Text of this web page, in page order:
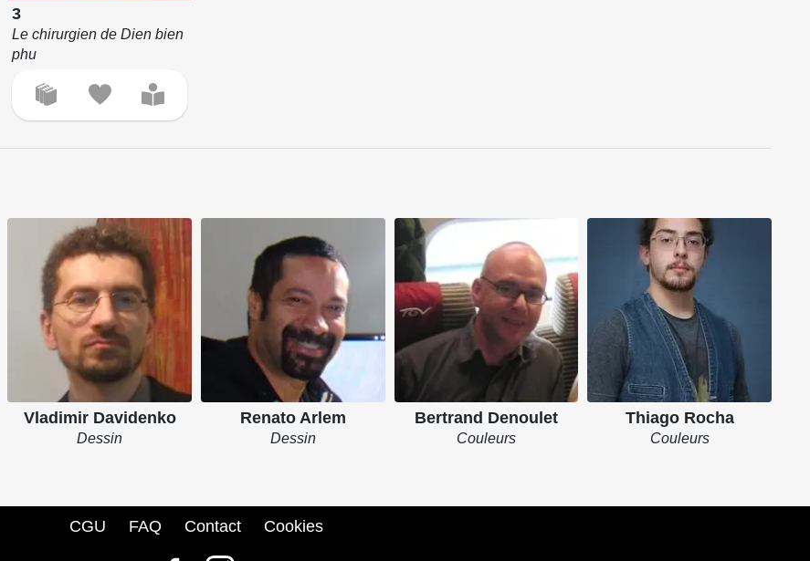
3
Le chirurgien de Dien bien
phu
Vladimir Davidenko
Dessin
Renato Arlem
Dessin
Bertrand Denoulet
Couleurs
Thiago Rocha
Couleurs
CGU FAQ Contact Cookies